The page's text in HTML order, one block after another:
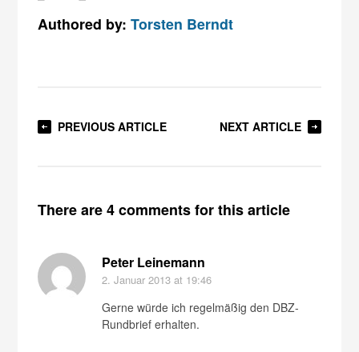
Authored by:Torsten Berndt
PREVIOUS ARTICLE NEXT ARTICLE
There are 4 comments for this article
Peter Leinemann
2. Januar 2013 at 19:46
Gerne würde ich regelmäßig den DBZ-
Rundbrief erhalten.